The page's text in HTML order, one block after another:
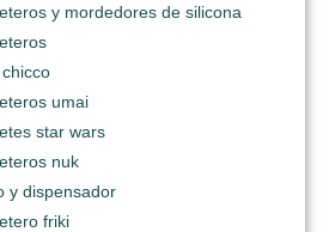
y mordedores de silicona
umai
star wars
nuk
y dispensador
friki